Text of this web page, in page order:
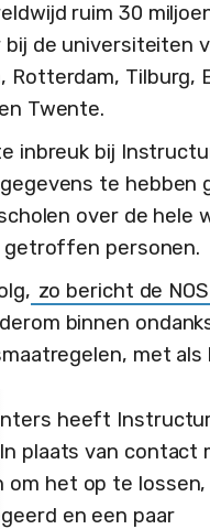
ruim 30
bij de universiteiten
Rotterdam, Tilburg,
Twente.
inbreuk bij
te hebben
over de hele
getroffen personen.
zo bericht de NOS
binnen
met als
heeft
plaats van contact
om het op te
en een paar